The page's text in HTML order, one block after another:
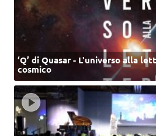
‘Q’ di Quasar - L'universo alla
cosmico